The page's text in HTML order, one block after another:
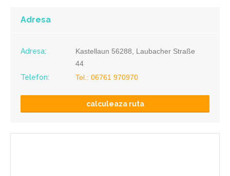
Adresa
Adresa:
Kastellaun 56288, Laubacher Straße
44
Telefon:
Tel.: 06761 970970
calculeaza ruta